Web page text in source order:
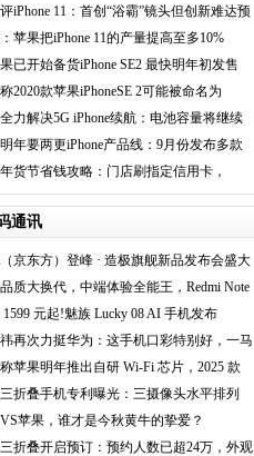
iPhone 11：首创“浴霸”镜头但创新难达预
苹果把iPhone 11的产量提高至多10%
已开始备货iPhone SE2 最快明年初发售
2020款苹果iPhoneSE 2可能被命名为
9
力解决5G iPhone续航：电池容量将继续
年要两更iPhone产品线：9月份发布多款
机货节省钱攻略：门店刷指定信用卡，
最高省800
通讯
京东方）登峰 · 造极旗舰新品发布会盛大
质大换代，中端体验全能王，Redmi Note
1599 元起!魅族 Lucky 08 AI 手机发布
再次力挺华为：这手机口彩特别好，一马
苹果明年推出自研 Wi-Fi 芯片，2025 款
折叠手机专利曝光：三摄像头水平排列
苹果，谁才是今秋黄牛的挚爱？
折叠开启预订：预约人数已超24万，外观